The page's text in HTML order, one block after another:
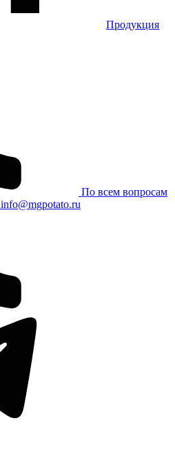
Продукция
По всем вопросам
info@mgpotato.ru